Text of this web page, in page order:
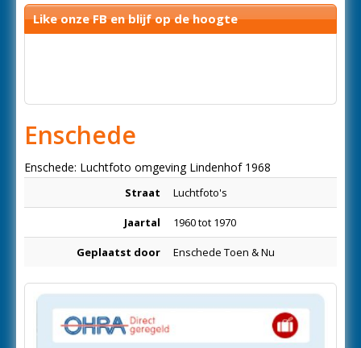
Like onze FB en blijf op de hoogte
Enschede
Enschede: Luchtfoto omgeving Lindenhof 1968
Straat Luchtfoto's
Jaartal 1960 tot 1970
Geplaatst door Enschede Toen & Nu